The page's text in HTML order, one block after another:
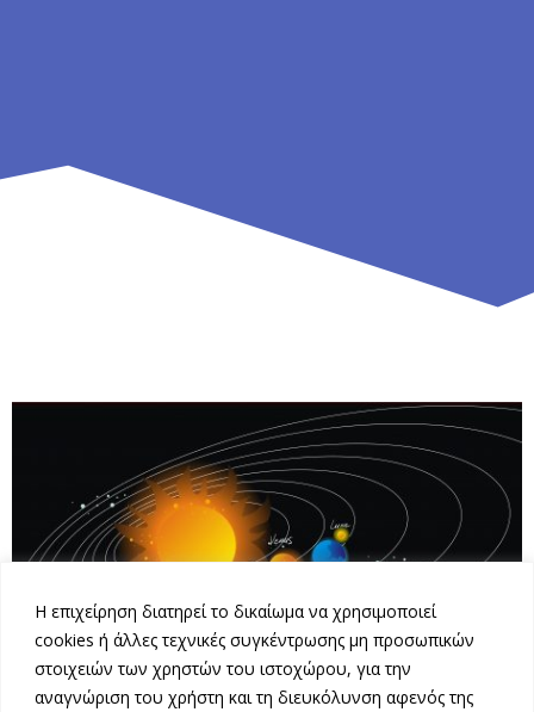
Η επιχείρηση διατηρεί το δικαίωμα να χρησιμοποιεί
cookies ή άλλες τεχνικές συγκέντρωσης μη προσωπικών
στοιχειών των χρηστών του ιστοχώρου, για την
αναγνώριση του χρήστη και τη διευκόλυνση αφενός της